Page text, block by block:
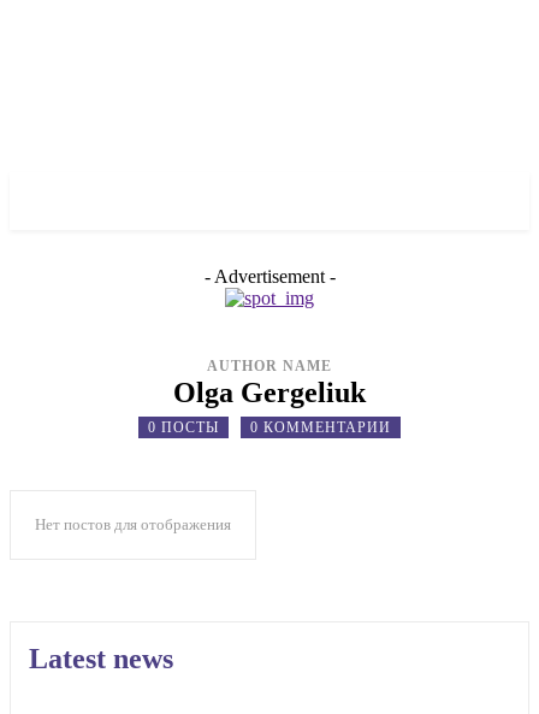
- Advertisement -
AUTHOR NAME
Olga Gergeliuk
0 ПОСТЫ 0 КОММЕНТАРИИ
Нет постов для отображения
Latest news